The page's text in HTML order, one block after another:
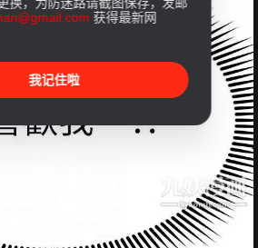
获得最新网
我记住啦